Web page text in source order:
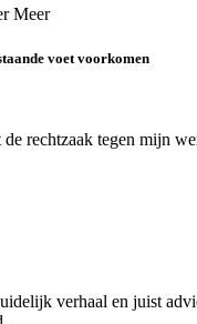
Meer
voet voorkomen
rechtzaak tegen mijn
verhaal en juist